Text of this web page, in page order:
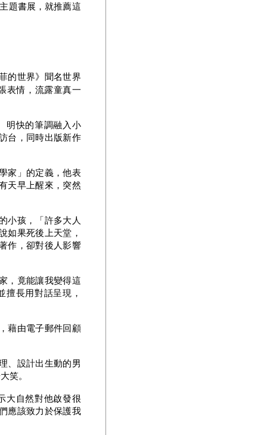
題書展，就推薦這
的世界》聞名世界
表情，流露童真一
快的筆調融入小
台，同時出版新作
家」的定義，他表
天早上醒來，突然
孩，「許多大人
如果死後上天堂，
作，卻對後人影響
，竟能讓我變得這
擅長用對話呈現，
藉由電子郵件回顧
、設計出生動的男
笑。
自然對他啟發很
應該致力於保護我